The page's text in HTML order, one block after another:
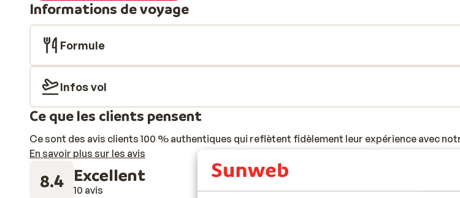
Informations de voyage
Formule
Infos vol
Ce que les clients pensent
Ce sont des avis clients 100 % authentiques qui reflètent fidèlement leur expérience avec
En savoir plus sur les avis
8.4 Excellent
10 avis Réservé